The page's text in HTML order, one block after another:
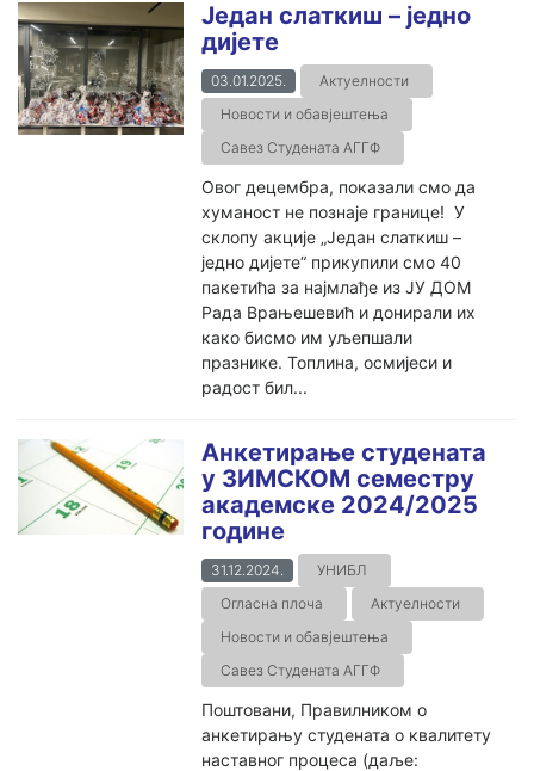
Један слаткиш – једно
дијете
03.01.2025.
Актуелности
Новости и обавјештења
Савез Студената АГГФ
Овог децембра, показали смо да
хуманост не познаје границе! У
склопу акције „Један слаткиш –
једно дијете“ прикупили смо 40
пакетића за најмлађе из ЈУ ДОМ
Рада Врањешевић и донирали их
како бисмо им уљепшали
празнике. Топлина, осмијеси и
радост бил...
Анкетирање студената
у ЗИМСКОМ семестру
академске 2024/2025
године
31.12.2024.
УНИБЛ
Огласна плоча
Актуелности
Новости и обавјештења
Савез Студената АГГФ
Поштовани, Правилником о
анкетирању студената о квалитету
наставног процеса (даље: